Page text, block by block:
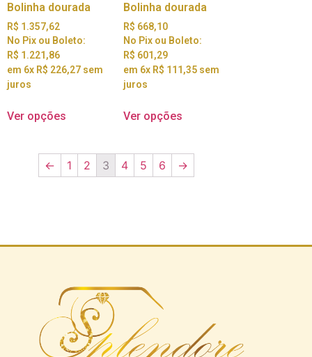
Bolinha dourada
R$ 1.357,62
No Pix ou Boleto:
R$ 1.221,86
em 6x R$ 226,27 sem
juros
Ver opções
Bolinha dourada
R$ 668,10
No Pix ou Boleto:
R$ 601,29
em 6x R$ 111,35 sem
juros
Ver opções
← 1 2 3 4 5 6 →